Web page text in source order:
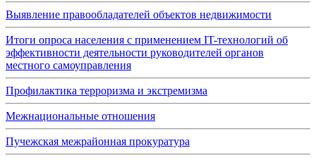
Выявление правообладателей объектов недвижимости
Итоги опроса населения с применением IT-технологий об
эффективности деятельности руководителей органов
местного самоуправления
Профилактика терроризма и экстремизма
Межнациональные отношения
Пучежская межрайонная прокуратура